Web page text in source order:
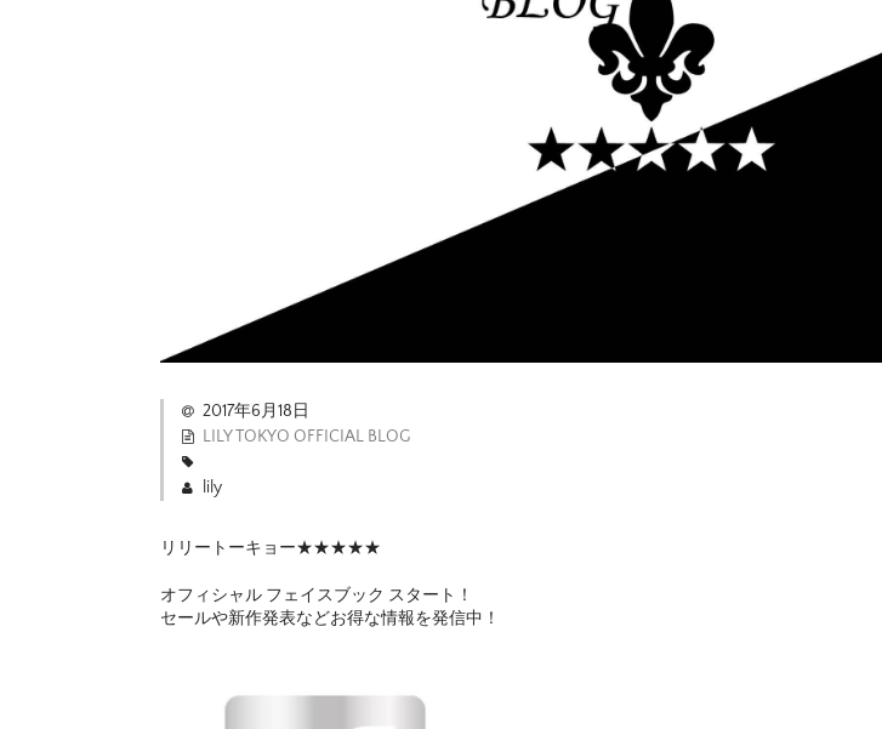
2017年6月18日
LILY TOKYO OFFICIAL BLOG
lily
リリートーキョー★★★★★
オフィシャル フェイスブック スタート！
セールや新作発表などお得な情報を発信中！